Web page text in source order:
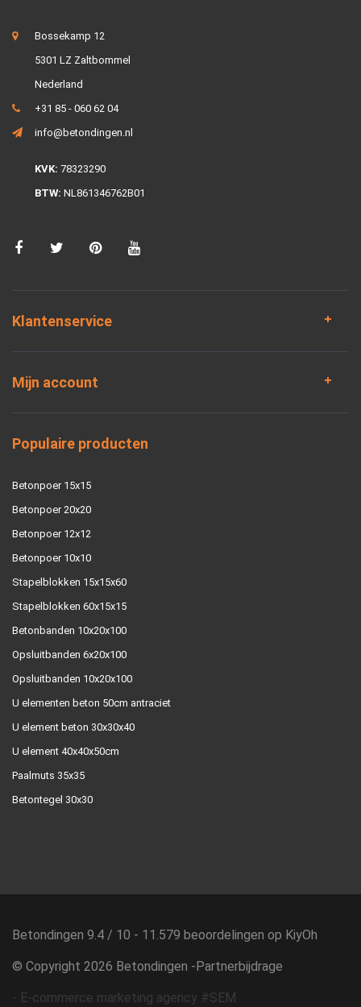
Bossekamp 12
5301 LZ Zaltbommel
Nederland
+31 85 - 060 62 04
info@betondingen.nl
KVK: 78323290
BTW: NL861346762B01
Klantenservice
Mijn account
Populaire producten
Betonpoer 15x15
Betonpoer 20x20
Betonpoer 12x12
Betonpoer 10x10
Stapelblokken 15x15x60
Stapelblokken 60x15x15
Betonbanden 10x20x100
Opsluitbanden 6x20x100
Opsluitbanden 10x20x100
U elementen beton 50cm antraciet
U element beton 30x30x40
U element 40x40x50cm
Paalmuts 35x35
Betontegel 30x30
Betondingen 9.4 / 10 - 11.579 beoordelingen op KiyOh
© Copyright 2026 Betondingen - Partnerbijdrage
- E-commerce marketing agency #SEM